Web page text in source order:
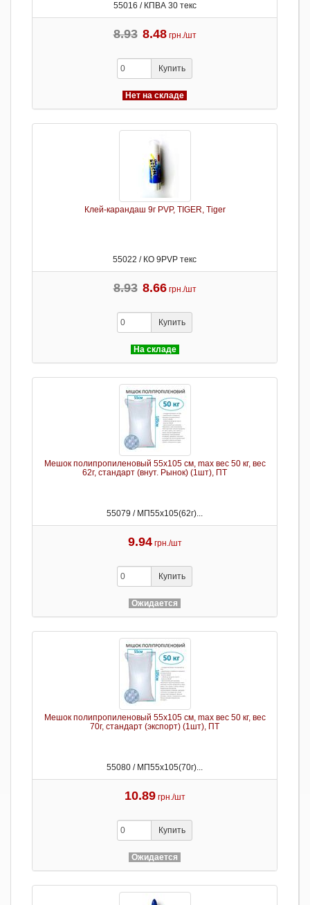
55016 / КПВА 30 текс
8.93 8.48 грн./шт
Купить
Нет на складе
Клей-карандаш 9г PVP, TIGER, Tiger
55022 / КО 9PVP текс
8.93 8.66 грн./шт
Купить
На складе
Мешок полипропиленовый 55х105 см, max вес 50 кг, вес
62г, стандарт (внут. Рынок) (1шт), ПТ
55079 / МП55х105(62г)...
9.94 грн./шт
Купить
Ожидается
Мешок полипропиленовый 55х105 см, max вес 50 кг, вес
70г, стандарт (экспорт) (1шт), ПТ
55080 / МП55х105(70г)...
10.89 грн./шт
Купить
Ожидается